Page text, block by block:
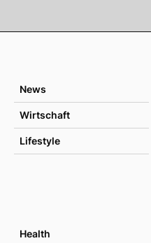
News
Wirtschaft
Lifestyle
Health